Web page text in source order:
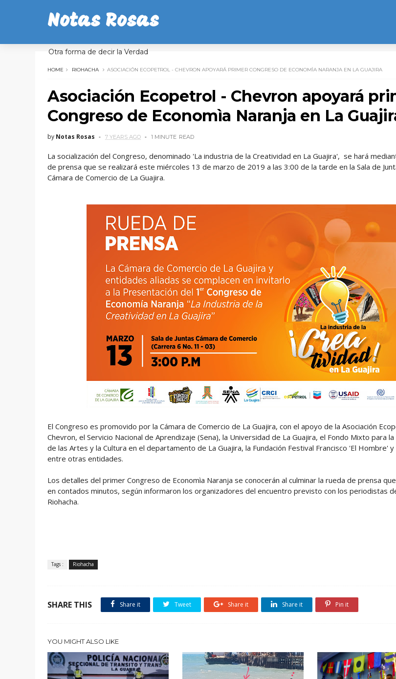
Notas Rosas
Otra forma de decir la Verdad
HOME RIOHACHA ASOCIACIÓN ECOPETROL - CHEVRON APOYARÁ PRIMER CONGRESO DE ECONOMÌA NARANJA EN LA GUAJIRA
Asociación Ecopetrol - Chevron apoyará
Congreso de Economìa Naranja en La
by Notas Rosas 7 YEARS AGO 1 MINUTE READ
La socialización del Congreso, denominado 'La industria de la Creatividad en La Guajira', se hará
de prensa que se realizará este miércoles 13 de marzo de 2019 a las 3:00 de la tarde en la Sala de
Cámara de Comercio de La Guajira.
El Congreso es promovido por la Cámara de Comercio de La Guajira, con el apoyo de la Asociación
Chevron, el Servicio Nacional de Aprendizaje (Sena), la Universidad de La Guajira, el Fondo Mixto para
de las Artes y la Cultura en el departamento de La Guajira, la Fundación Festival Francisco 'El Hombre' y
entre otras entidades.
Los detalles del primer Congreso de Economìa Naranja se conocerán al culminar la rueda de prensa
en contados minutos, según informaron los organizadores del encuentro previsto con los periodistas
Riohacha.
Tags : Riohacha
SHARE THIS Share it Tweet Share it Share it Pin it
YOU MIGHT ALSO LIKE